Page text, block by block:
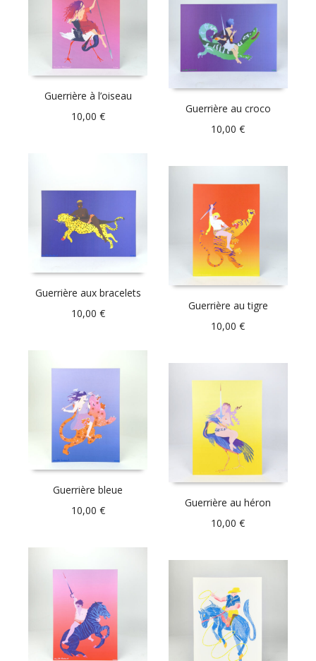
Guerrière à l’oiseau
10,00 €
Guerrière au croco
10,00€
Guerrière aux bracelets
10,00 €
Guerrière au tigre
10,00€
Guerrière bleue
10,00 €
Guerrière au héron
10,00€